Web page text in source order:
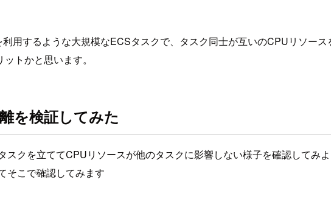
用するような大規模なECSタスクで、タスク同士が互いのCPUリソー
トかと思います。
を検証してみた
スクを立ててCPUリソースが他のタスクに影響しない様子を確認してみ
そこで確認してみます